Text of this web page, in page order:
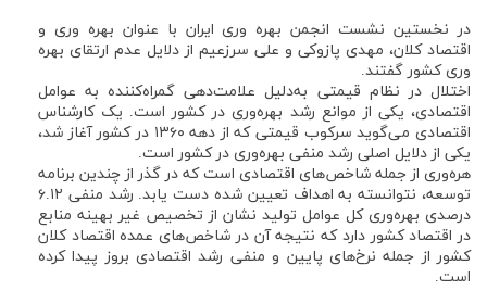
در نخستین نشست انجمن بهره وری ایران با عنوان بهره وری و
اقتصاد کلان، مهدی پازوکی و علی سرزعیم از دلایل عدم ارتقای بهره
وری کشور گفتند.
اختلال در نظام قیمتی به‌دلیل علامت‌دهی گمراه‌کننده به عوامل
اقتصادی، یکی از موانع رشد بهره‌وری در کشور است. یک کارشناس
اقتصادی می‌گوید سرکوب قیمتی که از دهه ۱۳۶۰ در کشور آغاز شد،
یکی از دلایل اصلی رشد منفی بهره‌وری در کشور است.
هره‌وری از جمله شاخص‌های اقتصادی است که در گذر از چندین برنامه
توسعه، نتوانسته به اهداف تعیین ‌شده دست یابد. رشد منفی ۶.۱۲
درصدی بهره‌وری کل عوامل تولید نشان از تخصیص غیر بهینه منابع
در اقتصاد کشور دارد که نتیجه آن در شاخص‌های عمده اقتصاد کلان
کشور از جمله نرخ‌های پایین و منفی رشد اقتصادی بروز پیدا کرده
است.